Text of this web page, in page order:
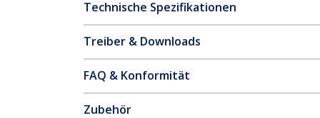
Technische Spezifikationen
Treiber & Downloads
FAQ & Konformität
Zubehör